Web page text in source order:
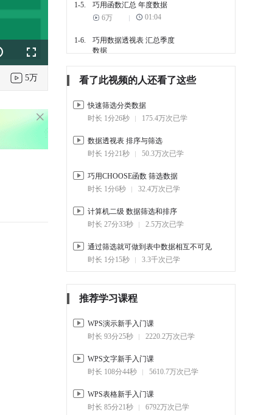
Fullscreen
5万
1-5.
巧用函数汇总 年度数据
6万
01:04
1-6.
巧用数据透视表 汇总季度
数据
2. 年终图表技巧
2-1.
如何用盈亏图 进行差异分
析
如何制作多人业绩 完成率
8.2万
03:35
清晰
9.3万
01:45
2-4.
如何设置图表目标参考线
8.4万
01:09
6.9万
3. 年终PPT制作
框架
3.9万
01:51
3-2.
制作汇报PPT的两个元素 文
字和配色
看了此视频的人还看了这些
快速筛选分类数据
时长 1分26秒
175.4万次已学
数据透视表 排序与筛选
时长 1分21秒
50.3万次已学
巧用CHOOSE函数 筛选数据
时长 1分6秒
32.4万次已学
计算机二级 数据筛选和排序
时长 27分33秒
2.5万次已学
通过筛选就可做到表中数据相互不可见
时长 1分15秒
3.3千次已学
推荐学习课程
WPS演示新手入门课
时长 93分25秒
2220.2万次已学
WPS文字新手入门课
时长 108分44秒
5610.7万次已学
WPS表格新手入门课
时长 85分21秒
6792万次已学